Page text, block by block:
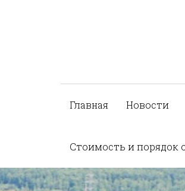
Главная Новости
Стоимость и порядок